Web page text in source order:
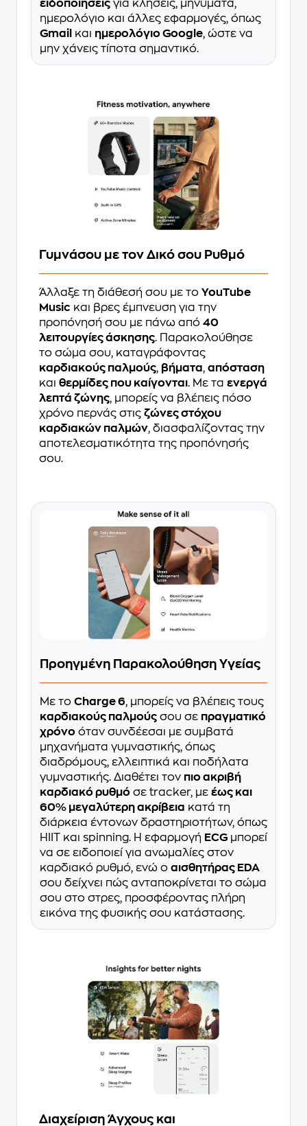
ειδοποιήσεις για κλήσεις, μηνύματα,
ημερολόγιο και άλλες εφαρμογές, όπως
Gmail και ημερολόγιο Google, ώστε να
μην χάνεις τίποτα σημαντικό.
Γυμνάσου με τον Δικό σου Ρυθμό
Άλλαξε τη διάθεσή σου με το YouTube
Music και βρες έμπνευση για την
προπόνησή σου με πάνω από 40
λειτουργίες άσκησης. Παρακολούθησε
το σώμα σου, καταγράφοντας
καρδιακούς παλμούς, βήματα, απόσταση
και θερμίδες που καίγονται. Με τα ενεργά
λεπτά ζώνης, μπορείς να βλέπεις πόσο
χρόνο περνάς στις ζώνες στόχου
καρδιακών παλμών, διασφαλίζοντας την
αποτελεσματικότητα της προπόνησής
σου.
Προηγμένη Παρακολούθηση Υγείας
Με το Charge 6, μπορείς να βλέπεις τους
καρδιακούς παλμούς σου σε πραγματικό
χρόνο όταν συνδέεσαι με συμβατά
μηχανήματα γυμναστικής, όπως
διαδρόμους, ελλειπτικά και ποδήλατα
γυμναστικής. Διαθέτει τον πιο ακριβή
καρδιακό ρυθμό σε tracker, με έως και
60% μεγαλύτερη ακρίβεια κατά τη
διάρκεια έντονων δραστηριοτήτων, όπως
HIIT και spinning. Η εφαρμογή ECG μπορεί
να σε ειδοποιεί για ανωμαλίες στον
καρδιακό ρυθμό, ενώ ο αισθητήρας EDA
σου δείχνει πώς ανταποκρίνεται το σώμα
σου στο στρες, προσφέροντας πλήρη
εικόνα της φυσικής σου κατάστασης.
Διαχείριση Άγχους και